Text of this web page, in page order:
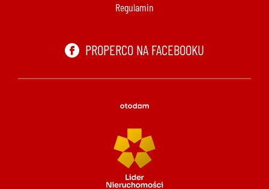
Regulamin
PROPERCO NA FACEBOOKU